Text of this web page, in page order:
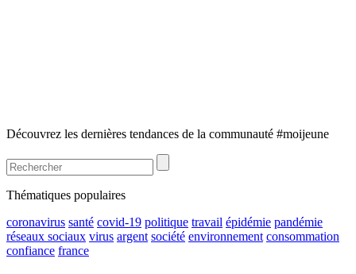
Découvrez les dernières tendances de la communauté #moijeune
Thématiques populaires
coronavirus santé covid-19 politique travail épidémie pandémie
réseaux sociaux virus argent société environnement consommation
confiance france